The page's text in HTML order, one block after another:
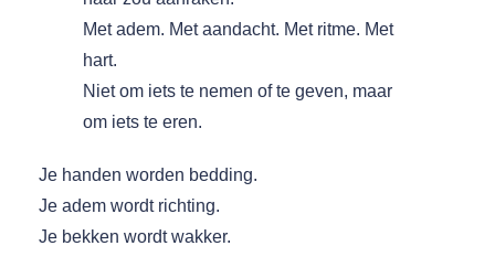
Met adem. Met aandacht. Met ritme. Met
hart.
Niet om iets te nemen of te geven, maar
om iets te eren.
Je handen worden bedding.
Je adem wordt richting.
Je bekken wordt wakker.